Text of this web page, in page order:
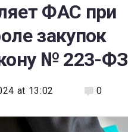
ФАС при
закупок
№ 223-ФЗ
at 13:02 0